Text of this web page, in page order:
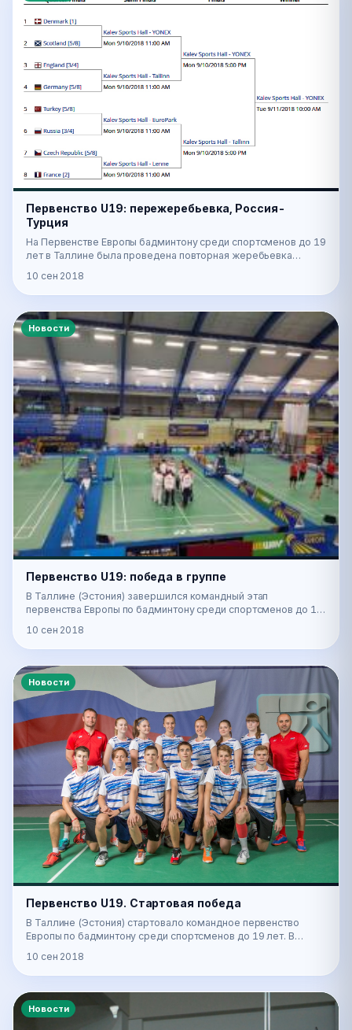
Первенство U19: пережеребьевка, Россия-
Турция
На Первенстве Европы бадминтону среди спортсменов до 19
лет в Таллине была проведена повторная жеребьевка
10 сен 2018
Новости
Первенство U19: победа в группе
В Таллине (Эстония) завершился командный этап
первенства Европы по бадминтону среди спортсменов до 19
10 сен 2018
Новости
Первенство U19. Стартовая победа
В Таллине (Эстония) стартовало командное первенство
Европы по бадминтону среди спортсменов до 19 лет. В
10 сен 2018
Новости